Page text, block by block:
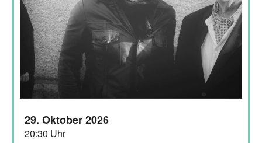
29. Oktober 2026
20:30 Uhr